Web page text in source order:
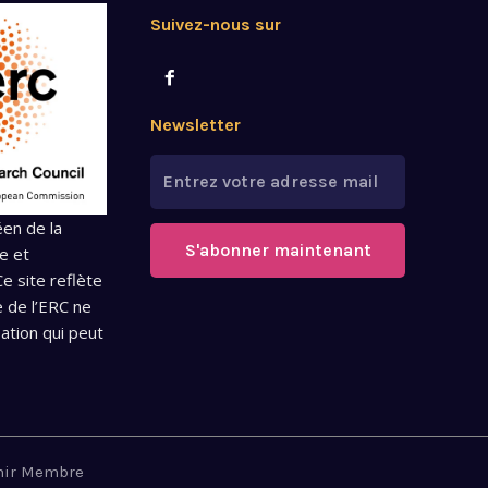
de la
et
site reflète
l’ERC ne
qui peut
Suivez-nous sur
Newsletter
S'abonner maintenant
Membre